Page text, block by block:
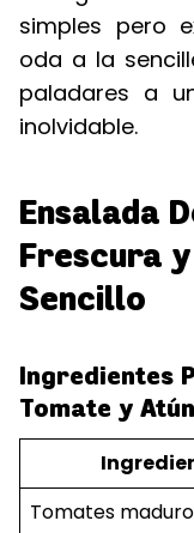
simples pero
oda a la
paladares a
inolvidable.
Ensalada
Frescura
Sencillo
Ingredientes
Tomate y
Tomates